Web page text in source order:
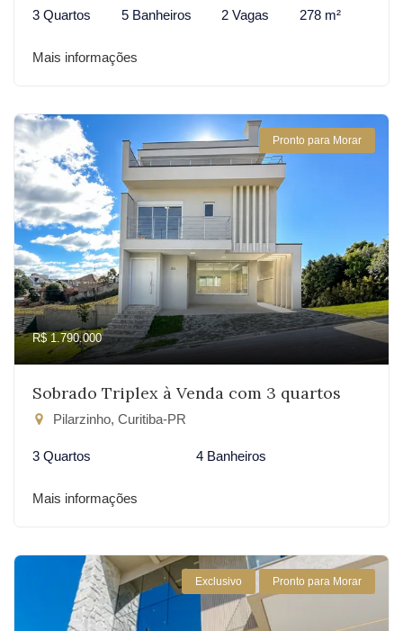
3 Quartos 5 Banheiros 2 Vagas 278 m²
Mais informações
Pronto para Morar
R$ 1.790.000
Sobrado Triplex à Venda com 3 quartos
Pilarzinho, Curitiba-PR
3 Quartos 4 Banheiros
Mais informações
Exclusivo Pronto para Morar